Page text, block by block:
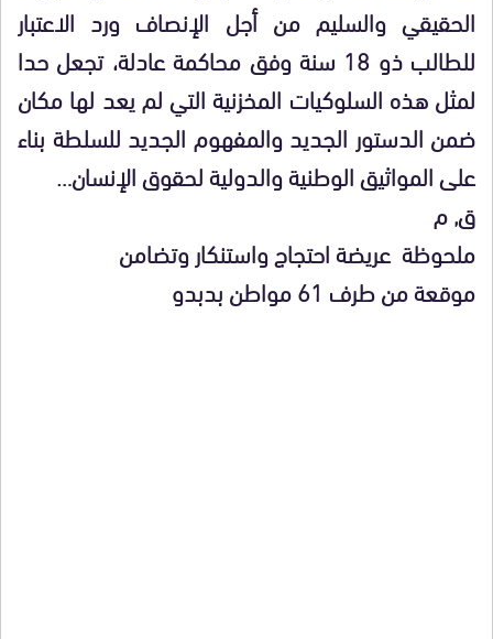
الحقيقي والسليم من أجل الإنصاف ورد الاعتبار
للطالب ذو 18 سنة وفق محاكمة عادلة، تجعل حدا
لمثل هذه السلوكيات المخزنية التي لم يعد لها مكان
ضمن الدستور الجديد والمفهوم الجديد للسلطة بناء
على المواثيق الوطنية والدولية لحقوق الإنسان…
ق, م
ملحوظة عريضة احتجاج واستنكار وتضامن
موقعة من طرف 61 مواطن بدبدو